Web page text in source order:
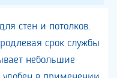
стен и потолков.
срок службы
небольшие